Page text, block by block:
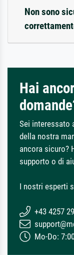
Non sono
Hai
Sei interessato
della nostra
ancora sicuro?
supporto o di
I nostri esperti
+43 4257
Mo-Do: